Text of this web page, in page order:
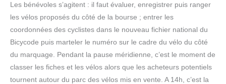
Les bénévoles s’agitent : il faut évaluer, enregistrer puis ranger
les vélos proposés du côté de la bourse ; entrer les
coordonnées des cyclistes dans le nouveau fichier national du
Bicycode puis marteler le numéro sur le cadre du vélo du côté
du marquage. Pendant la pause méridienne, c’est le moment de
classer les fiches et les vélos alors que les acheteurs potentiels
tournent autour du parc des vélos mis en vente. A 14h, c’est la